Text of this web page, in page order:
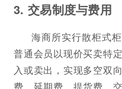
3. 交易制度与费用
海商所实行散柜式
普通会员以现价买卖特
入或卖出，实现多空双